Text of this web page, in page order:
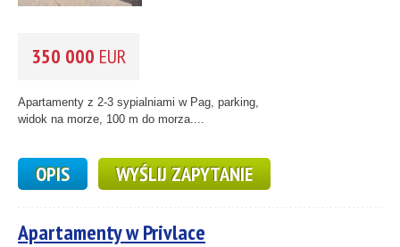
350 000 EUR
Apartamenty z 2-3 sypialniami w Pag, parking,
widok na morze, 100 m do morza....
OPIS WYŚLIJ ZAPYTANIE
Apartamenty w Privlace